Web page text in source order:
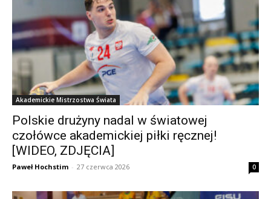
Akademickie Mistrzostwa Świata
Polskie drużyny nadal w światowej
czołówce akademickiej piłki ręcznej!
[WIDEO, ZDJĘCIA]
Paweł Hochstim - 27 czerwca 2026 0